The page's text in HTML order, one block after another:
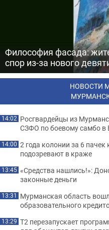
Философия фасада:
спор из-за нового
НОВОСТИ
14:02 Росгвардейцы из
СЗФО по боевому самбо в
14:00 2 года колонии за 6
подозревают в краже
13:45 «Средства нашлись!»:
законные деньги
13:31 Мурманская область
образовательного
13:29 Т2 перезапускает